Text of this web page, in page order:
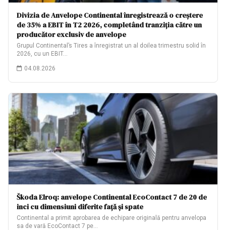
Divizia de Anvelope Continental înregistrează o creștere
de 35% a EBIT în T2 2026, completând tranziția către un
producător exclusiv de anvelope
Grupul Continental’s Tires a înregistrat un al doilea trimestru solid în
2026, cu un EBIT…
04.08.2026
Škoda Elroq: anvelope Continental EcoContact 7 de 20 de
inci cu dimensiuni diferite față și spate
Continental a primit aprobarea de echipare originală pentru anvelopa
sa de vară EcoContact 7 pe…